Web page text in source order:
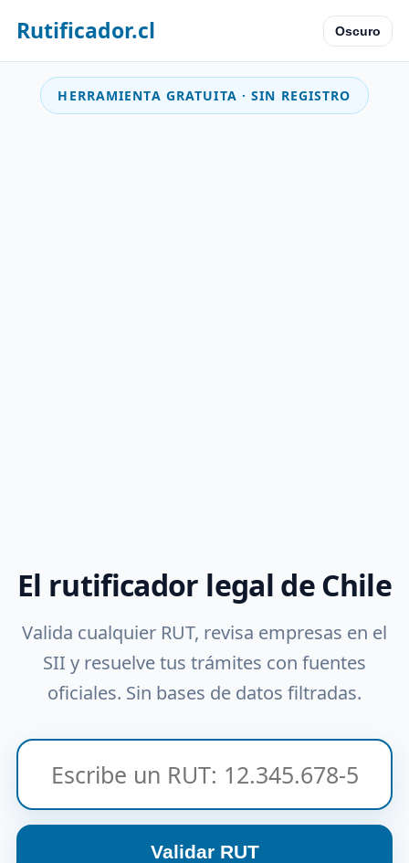
Rutificador.cl Oscuro
HERRAMIENTA GRATUITA · SIN REGISTRO
El rutificador legal de Chile
Valida cualquier RUT, revisa empresas en el
SII y resuelve tus trámites con fuentes
oficiales. Sin bases de datos filtradas.
Validar RUT